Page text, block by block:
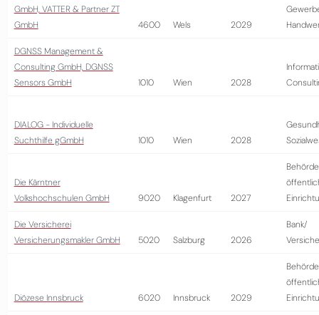
GmbH, VATTER & Partner ZT
GmbH
4600 Wels 2029
DGNSS Management &
Consulting GmbH, DGNSS
Sensors GmbH
1010 Wien 2028
DIALOG - Individuelle
Suchthilfe gGmbH
1010 Wien 2028
Die Kärntner
Volkshochschulen GmbH
9020 Klagenfurt 2027
Die Versicherei
Versicherungsmakler GmbH
5020 Salzburg 2026
Bank/
Diözese Innsbruck 6020 Innsbruck 2029